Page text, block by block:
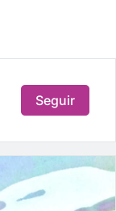
Seguir